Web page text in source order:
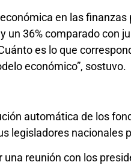
en las
un 36% comparado con
es lo que
económico”, sostuvo.
automática de los
legisladores
reunión con los